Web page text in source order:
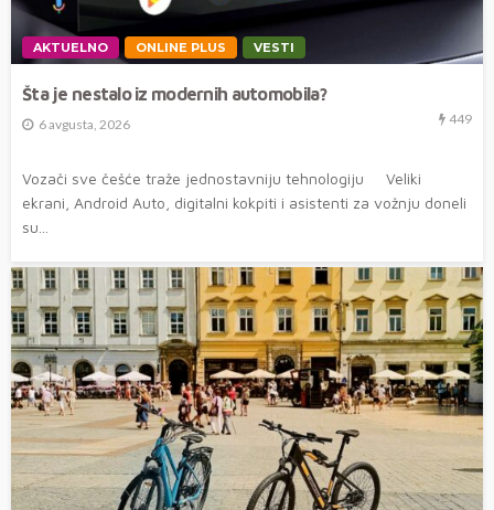
AKTUELNO ONLINE PLUS VESTI
Šta je nestalo iz modernih automobila?
6 avgusta, 2026 449
Vozači sve češće traže jednostavniju tehnologiju Veliki
ekrani, Android Auto, digitalni kokpiti i asistenti za vožnju doneli
su...